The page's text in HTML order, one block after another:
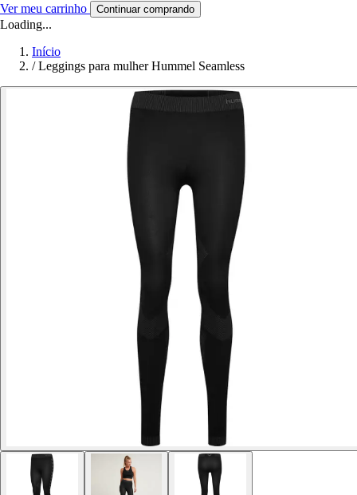
Ver meu carrinho Continuar comprando
Loading...
Início
/ Leggings para mulher Hummel Seamless